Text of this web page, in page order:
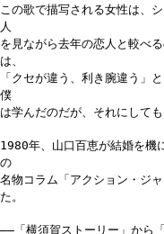
この歌で描写される女性は、
人
を見ながら去年の恋人と較べ
は、
「クセが違う、利き腕違う」
僕
は学んだのだが、それにしても
1980年、山口百恵が結婚を機
の
名物コラム「アクション・ジ
た。
――「横須賀ストーリー」から